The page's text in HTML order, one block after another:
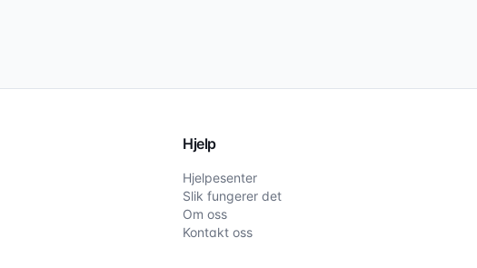
Hjelp
Hjelpesenter
Slik fungerer det
Om oss
Kontakt oss